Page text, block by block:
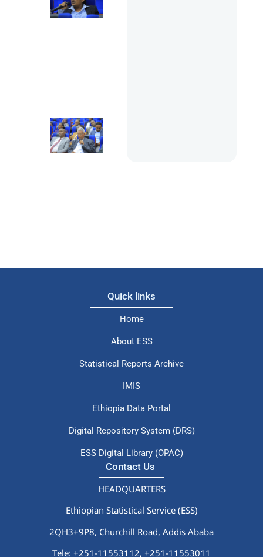
Quick links
Home
About ESS
Statistical Reports Archive
IMIS
Ethiopia Data Portal
Digital Repository System (DRS)
ESS Digital Library (OPAC)
Contact Us
HEADQUARTERS
Ethiopian Statistical Service (ESS)
2QH3+9P8, Churchill Road, Addis Ababa
Tele: +251-11553112, +251-11553011